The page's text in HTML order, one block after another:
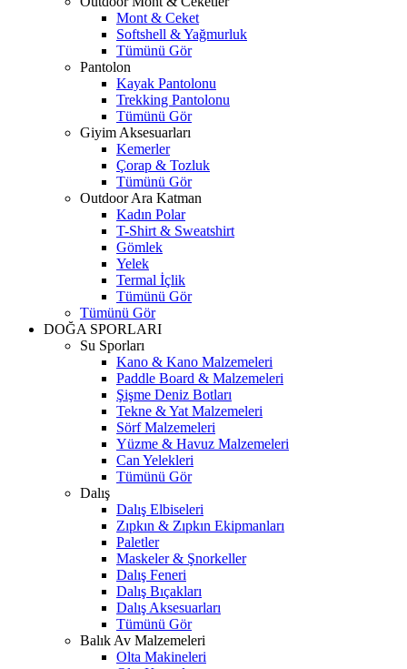
Mont & Ceket
Softshell & Yağmurluk
Tümünü Gör
Pantolon
Kayak Pantolonu
Trekking Pantolonu
Tümünü Gör
Giyim Aksesuarları
Kemerler
Çorap & Tozluk
Tümünü Gör
Outdoor Ara Katman
Kadın Polar
T-Shirt & Sweatshirt
Gömlek
Yelek
Termal İçlik
Tümünü Gör
Tümünü Gör
DOĞA SPORLARI
Su Sporları
Kano & Kano Malzemeleri
Paddle Board & Malzemeleri
Şişme Deniz Botları
Tekne & Yat Malzemeleri
Sörf Malzemeleri
Yüzme & Havuz Malzemeleri
Can Yelekleri
Tümünü Gör
Dalış
Dalış Elbiseleri
Zıpkın & Zıpkın Ekipmanları
Paletler
Maskeler & Şnorkeller
Dalış Feneri
Dalış Bıçakları
Dalış Aksesuarları
Tümünü Gör
Balık Av Malzemeleri
Olta Makineleri